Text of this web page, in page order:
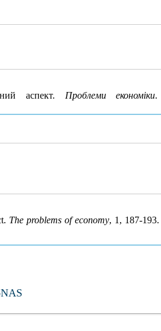
аспект. Проблеми економіки.
The problems of economy, 1, 187-